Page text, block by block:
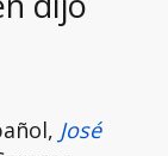
José